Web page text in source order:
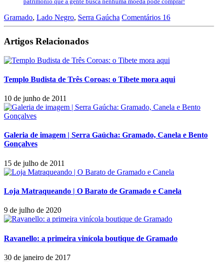
Gramado, Lado Negro, Serra Gaúcha Comentários 16
Artigos Relacionados
Templo Budista de Três Coroas: o Tibete mora aqui
10 de junho de 2011
Galeria de imagem | Serra Gaúcha: Gramado, Canela e Bento
Gonçalves
15 de julho de 2011
Loja Matraqueando | O Barato de Gramado e Canela
9 de julho de 2020
Ravanello: a primeira vinícola boutique de Gramado
30 de janeiro de 2017